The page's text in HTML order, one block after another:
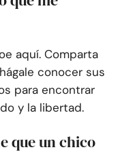
aquí. Comparta
conocer sus
para encontrar
y la libertad.
que un chico